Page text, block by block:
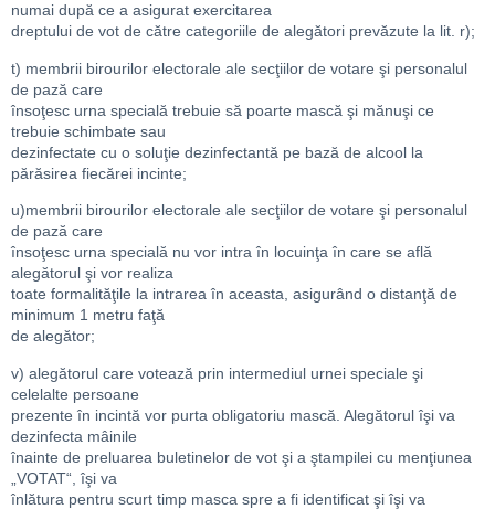
numai după ce a asigurat exercitarea
dreptului de vot de către categoriile de alegători prevăzute la lit. r);
t) membrii birourilor electorale ale secţiilor de votare şi personalul
de pază care
însoţesc urna specială trebuie să poarte mască şi mănuşi ce
trebuie schimbate sau
dezinfectate cu o soluţie dezinfectantă pe bază de alcool la
părăsirea fiecărei incinte;
u)membrii birourilor electorale ale secţiilor de votare şi personalul
de pază care
însoţesc urna specială nu vor intra în locuinţa în care se află
alegătorul şi vor realiza
toate formalităţile la intrarea în aceasta, asigurând o distanţă de
minimum 1 metru faţă
de alegător;
v) alegătorul care votează prin intermediul urnei speciale şi
celelalte persoane
prezente în incintă vor purta obligatoriu mască. Alegătorul îşi va
dezinfecta mâinile
înainte de preluarea buletinelor de vot şi a ştampilei cu menţiunea
„VOTAT“, îşi va
înlătura pentru scurt timp masca spre a fi identificat şi îşi va